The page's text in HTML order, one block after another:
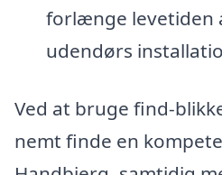
forlænge levetiden
udendørs
Ved at bruge find-
nemt finde en